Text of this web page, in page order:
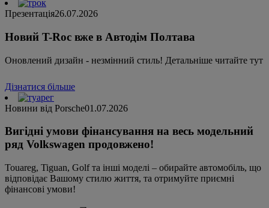
Презентація26.07.2026
Новий T-Roc вже в Автодім Полтава
Оновлений дизайн - незмінний стиль! Детальніше читайте тут
Дізнатися більше
Новини від Porsche01.07.2026
Вигідні умови фінансування на весь модельний
ряд Volkswagen продовжено!
Touareg, Tiguan, Golf та інші моделі – обирайте автомобіль, що
відповідає Вашому стилю життя, та отримуйте приємні
фінансові умови!